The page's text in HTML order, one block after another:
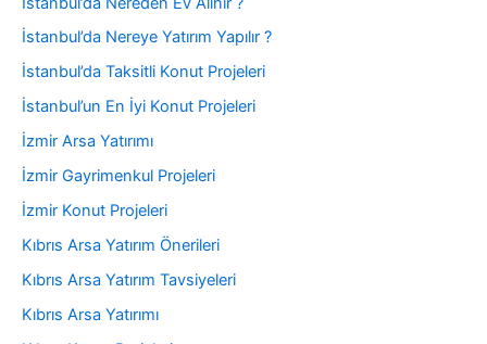
İstanbul’da Nereye Yatırım Yapılır ?
İstanbul’da Taksitli Konut Projeleri
İstanbul’un En İyi Konut Projeleri
İzmir Arsa Yatırımı
İzmir Gayrimenkul Projeleri
İzmir Konut Projeleri
Kıbrıs Arsa Yatırım Önerileri
Kıbrıs Arsa Yatırım Tavsiyeleri
Kıbrıs Arsa Yatırımı